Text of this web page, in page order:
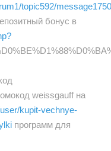
topic592/
бонус в
weissgauff на
kupit-vechnye-
программ для